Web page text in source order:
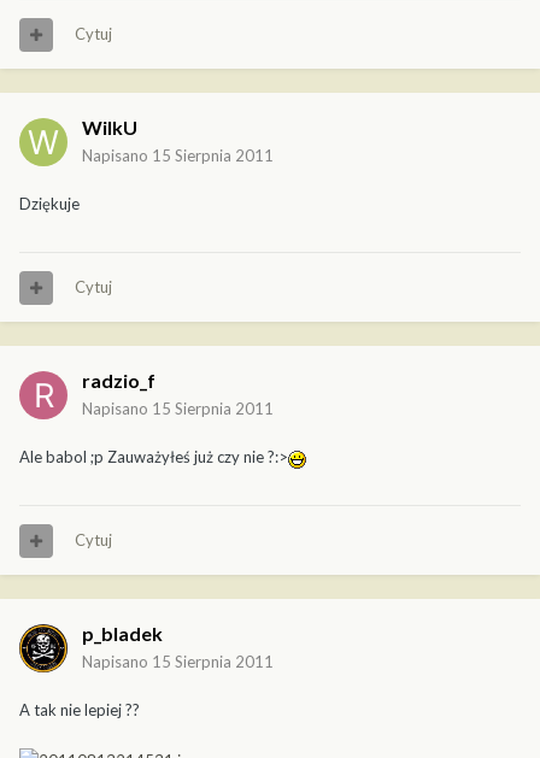
Cytuj
WilkU
Napisano 15 Sierpnia 2011
Dziękuje
Cytuj
radzio_f
Napisano 15 Sierpnia 2011
Ale babol ;p Zauważyłeś już czy nie ?:>
Cytuj
p_bladek
Napisano 15 Sierpnia 2011
A tak nie lepiej ??